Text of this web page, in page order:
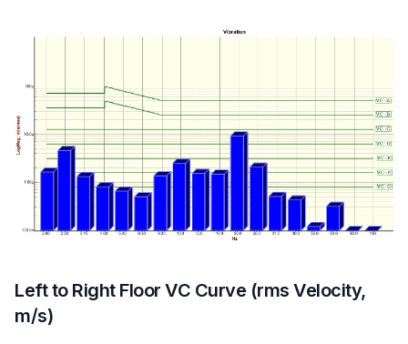
Left to Right Floor VC Curve (rms Velocity,
m/s)